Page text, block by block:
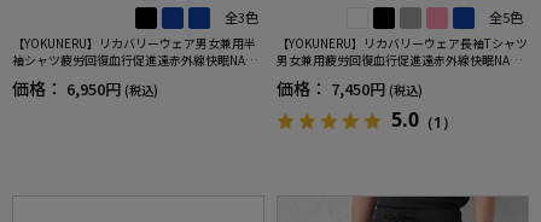
全3色
【YOKUNERU】リカバリーウェア男女兼用半
袖シャツ疲労回復血行促進遠赤外線快眠NANO
MIX(R)【一般医療機器】SS～LLサイズ
価格： 6,950円 (税込)
全5色
【YOKUNERU】リカバリーウェア長袖Tシャツ
男女兼用疲労回復血行促進遠赤外線快眠NANO
MIX(R)【一般医療機器】SS～LLサイズ
価格： 7,450円 (税込)
5.0 （1）